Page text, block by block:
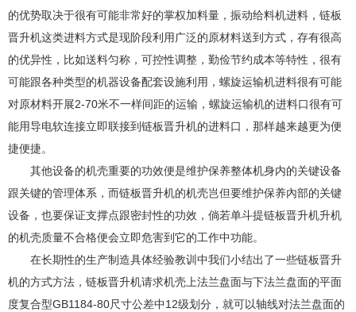
的优势取决于很有可能非常好的掌权加料量，振动给料机进料，链板
晋升机这类进料方式是现阶段利用广泛的原材料送到方式，存有很高
的优异性，比如送料匀称，可控性调整，勤俭节约成本等特性，很有
可能跟各种类型的机器设备配套设施利用，螺旋运输机进料很有可能
对原材料开展2-70米不一样间距的运输，螺旋运输机的进料口很有可
能用导电软连接立即联接到链板晋升机的进料口，那样越来越更为便
捷便捷。
其他设备的机壳重要的功效便是维护保养整体机身内的关键设备
跟关键的管理体系，而链板晋升机的机壳岂但要维护保养內部的关键
设备，也要保证支撑点跟密封性的功效，倘若单斗提链板晋升机升机
的机壳质量不合格便会立即危害到它的工作中功能。
在长期性的生产制造具体经验教训中我们小结出了一些链板晋升
机的方式方法，链板晋升机请求机壳上法兰盘面与下法兰盘面的平面
度复合型GB1184-80尺寸公差中12级划分，就可以轴线对法兰盘面的